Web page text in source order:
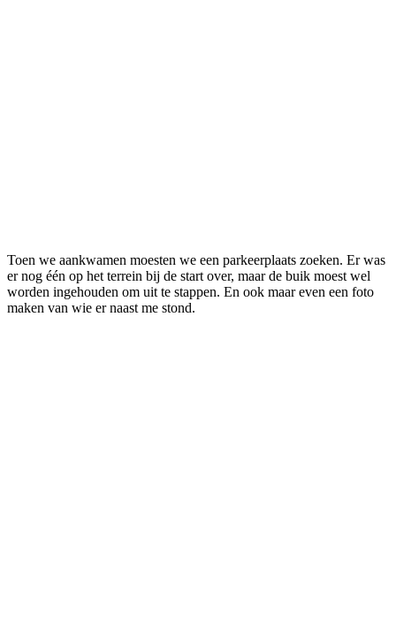
Toen we aankwamen moesten we een parkeerplaats zoeken. Er was
er nog één op het terrein bij de start over, maar de buik moest wel
worden ingehouden om uit te stappen. En ook maar even een foto
maken van wie er naast me stond.